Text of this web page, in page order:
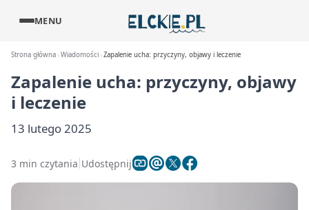
MENU
Strona główna Wiadomości Zapalenie ucha: przyczyny, objawy i leczenie
Zapalenie ucha: przyczyny, objawy
i leczenie
13 lutego 2025
3 min czytania Udostępnij